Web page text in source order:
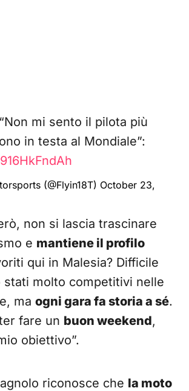
mi sento il pilota più
in testa al Mondiale”:
(@Flyin18T) October 23,
non si lascia trascinare
e mantiene il profilo
qui in Malesia? Difficile
stati molto competitivi nelle
ma ogni gara fa storia a sé.
fare un buon weekend,
obiettivo”.
riconosce che la moto